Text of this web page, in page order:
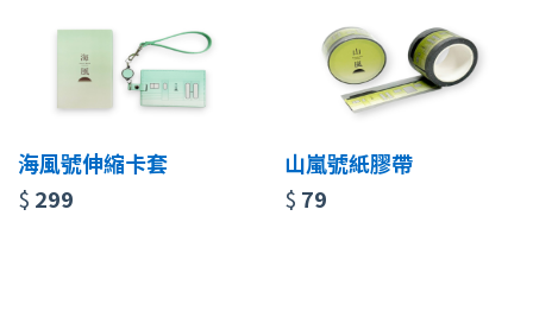
海風號伸縮卡套
$ 299
山嵐號紙膠帶
$ 79